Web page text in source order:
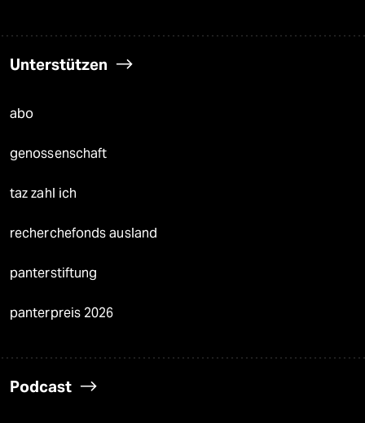
Unterstützen
abo
genossenschaft
taz zahl ich
recherchefonds ausland
panterstiftung
panterpreis 2026
Podcast